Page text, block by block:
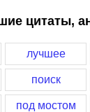
цитаты,
лучшее
поиск
под мостом